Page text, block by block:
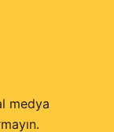
medya